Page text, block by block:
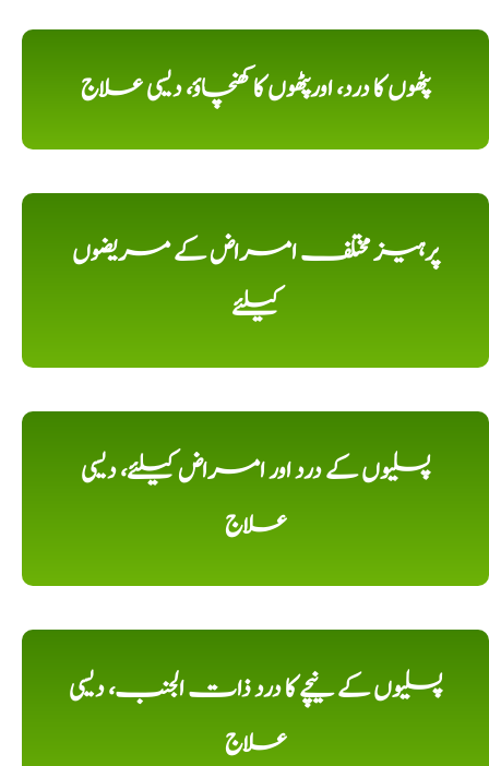
پٹھوں کا درد، اورپٹھوں کا کھنچاؤ، دیسی علاج
پرہیز مختلف امراض کے مریضوں
کیلئے
پسلیوں کے درد اور امراض کیلئے، دیسی
علاج
پسلیوں کے نیچے کا درد ذات الجنب، دیسی
علاج